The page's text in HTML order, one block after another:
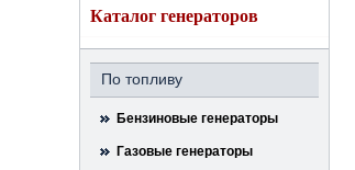
Каталог генераторов
По топливу
Бензиновые генераторы
Газовые генераторы